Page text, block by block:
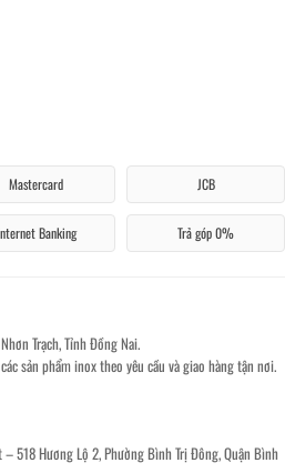
Mastercard JCB
Banking Trả góp 0%
Trạch, Tỉnh Đồng Nai.
sản phẩm inox theo yêu cầu và giao hàng tận nơi.
518 Hương Lộ 2, Phường Bình Trị Đông, Quận Bình